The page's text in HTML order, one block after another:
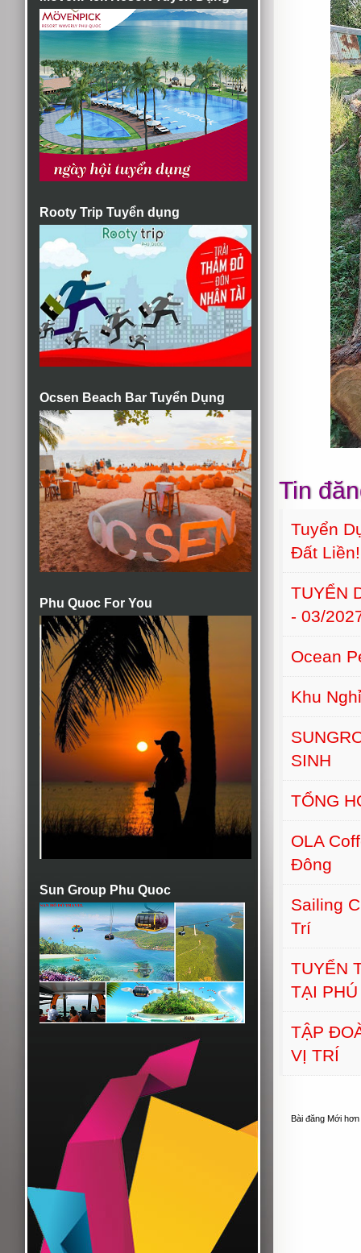
Rooty Trip Tuyển dụng
Ocsen Beach Bar Tuyển Dụng
Phu Quoc For You
Sun Group Phu Quoc
Tin
Tuyển
Đất
TUYỂN
- 03/
Ocean
Khu
SINH
TỔNG
OLA
Đông
Sailing
Trí
TUYỂN
TẠI
TẬP
VỊ TRÍ
Bài đăng Mới hơn